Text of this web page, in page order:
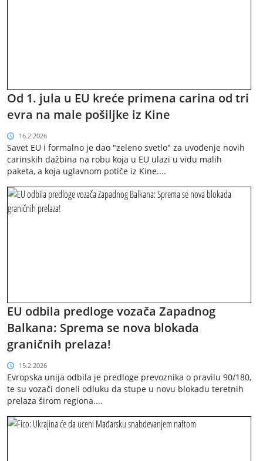
Od 1. jula u EU kreće primena carina od tri
evra na male pošiljke iz Kine
16.2.2026
Savet EU i formalno je dao "zeleno svetlo" za uvođenje novih
carinskih dažbina na robu koja u EU ulazi u vidu malih
paketa, a koja uglavnom potiče iz Kine....
EU odbila predloge vozača Zapadnog
Balkana: Sprema se nova blokada
graničnih prelaza!
15.2.2026
Evropska unija odbila je predloge prevoznika o pravilu 90/180,
te su vozači doneli odluku da stupe u novu blokadu teretnih
prelaza širom regiona....